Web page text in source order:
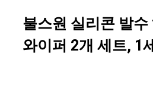
불스원 실리콘 발
와이퍼 2개 세트, 1